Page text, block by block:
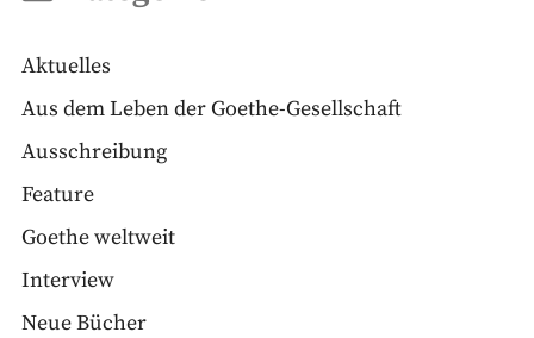
Aktuelles
Aus dem Leben der Goethe-Gesellschaft
Ausschreibung
Feature
Goethe weltweit
Interview
Neue Bücher